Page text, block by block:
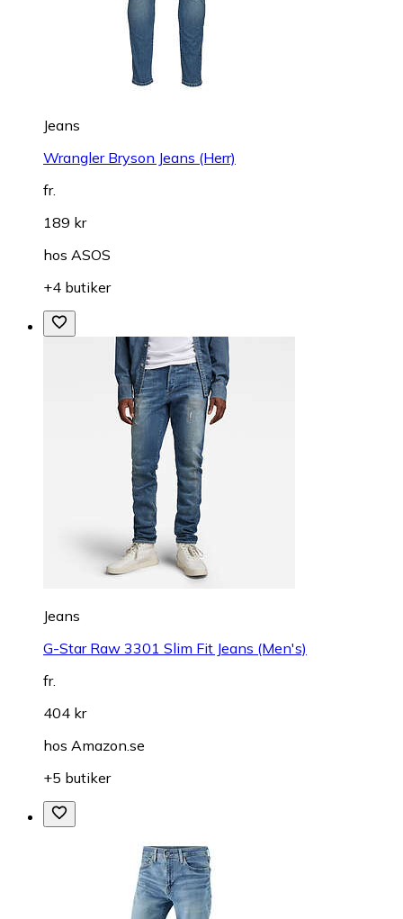
Jeans
Wrangler Bryson Jeans (Herr)
fr.
189 kr
hos ASOS
+4 butiker
Jeans
G-Star Raw 3301 Slim Fit Jeans (Men's)
fr.
404 kr
hos Amazon.se
+5 butiker